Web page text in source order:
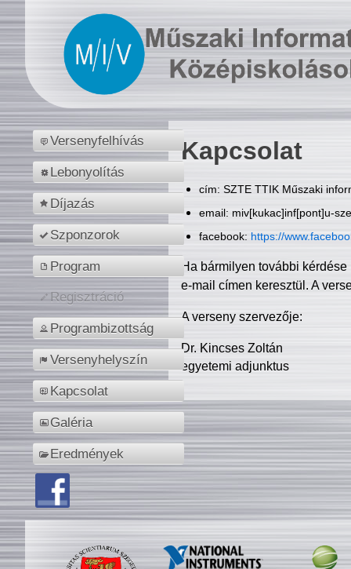
Versenyfelhívás
Lebonyolítás
Díjazás
Szponzorok
Program
Regisztráció
Programbizottság
Versenyhelyszín
Kapcsolat
Galéria
Eredmények
Kapcsolat
cím: SZTE TTIK Műszaki
email: miv[kukac]inf[pont]u-
facebook: https://
Ha bármilyen további
e-mail címen keresztül. A
A verseny szervezője:
Dr. Kincses Zoltán
egyetemi adjunktus